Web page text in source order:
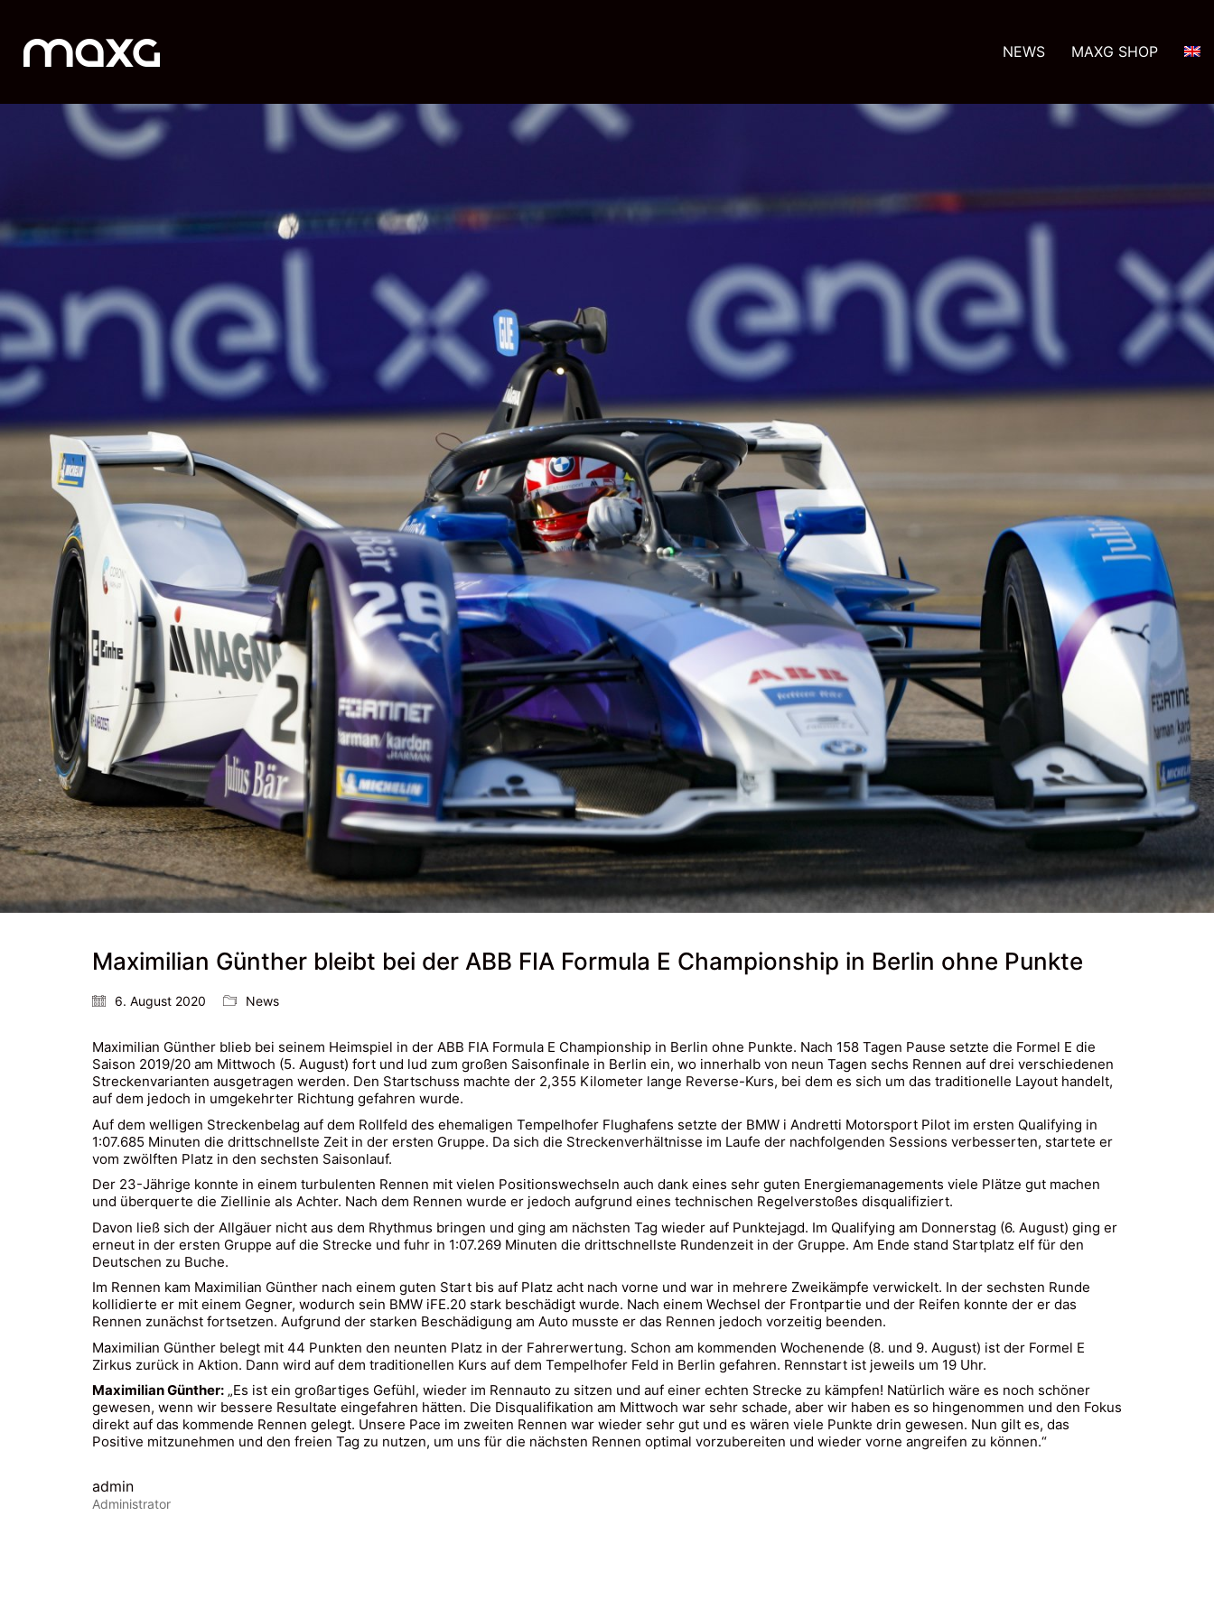
NEWS MAXG SHOP
Maximilian Günther bleibt bei der ABB FIA Formula E Championship in Berlin ohne Punkte
6. August 2020 News
Maximilian Günther blieb bei seinem Heimspiel in der ABB FIA Formula E Championship in Berlin ohne Punkte. Nach 158 Tagen Pause setzte die Formel E die
Saison 2019/20 am Mittwoch (5. August) fort und lud zum großen Saisonfinale in Berlin ein, wo innerhalb von neun Tagen sechs Rennen auf drei verschiedenen
Streckenvarianten ausgetragen werden. Den Startschuss machte der 2,355 Kilometer lange Reverse-Kurs, bei dem es sich um das traditionelle Layout handelt,
auf dem jedoch in umgekehrter Richtung gefahren wurde.
Auf dem welligen Streckenbelag auf dem Rollfeld des ehemaligen Tempelhofer Flughafens setzte der BMW i Andretti Motorsport Pilot im ersten Qualifying in
1:07.685 Minuten die drittschnellste Zeit in der ersten Gruppe. Da sich die Streckenverhältnisse im Laufe der nachfolgenden Sessions verbesserten, startete er
vom zwölften Platz in den sechsten Saisonlauf.
Der 23-Jährige konnte in einem turbulenten Rennen mit vielen Positionswechseln auch dank eines sehr guten Energiemanagements viele Plätze gut machen
und überquerte die Ziellinie als Achter. Nach dem Rennen wurde er jedoch aufgrund eines technischen Regelverstoßes disqualifiziert.
Davon ließ sich der Allgäuer nicht aus dem Rhythmus bringen und ging am nächsten Tag wieder auf Punktejagd. Im Qualifying am Donnerstag (6. August) ging er
erneut in der ersten Gruppe auf die Strecke und fuhr in 1:07.269 Minuten die drittschnellste Rundenzeit in der Gruppe. Am Ende stand Startplatz elf für den
Deutschen zu Buche.
Im Rennen kam Maximilian Günther nach einem guten Start bis auf Platz acht nach vorne und war in mehrere Zweikämpfe verwickelt. In der sechsten Runde
kollidierte er mit einem Gegner, wodurch sein BMW iFE.20 stark beschädigt wurde. Nach einem Wechsel der Frontpartie und der Reifen konnte der er das
Rennen zunächst fortsetzen. Aufgrund der starken Beschädigung am Auto musste er das Rennen jedoch vorzeitig beenden.
Maximilian Günther belegt mit 44 Punkten den neunten Platz in der Fahrerwertung. Schon am kommenden Wochenende (8. und 9. August) ist der Formel E
Zirkus zurück in Aktion. Dann wird auf dem traditionellen Kurs auf dem Tempelhofer Feld in Berlin gefahren. Rennstart ist jeweils um 19 Uhr.
Maximilian Günther: ​​„Es ist ein großartiges Gefühl, wieder im Rennauto zu sitzen und auf einer echten Strecke zu kämpfen! Natürlich wäre es noch schöner
gewesen, wenn wir bessere Resultate eingefahren hätten. Die Disqualifikation am Mittwoch war sehr schade, aber wir haben es so hingenommen und den Fokus
direkt auf das kommende Rennen gelegt. Unsere Pace im zweiten Rennen war wieder sehr gut und es wären viele Punkte drin gewesen. Nun gilt es, das
Positive mitzunehmen und den freien Tag zu nutzen, um uns für die nächsten Rennen optimal vorzubereiten und wieder vorne angreifen zu können.“
admin
Administrator